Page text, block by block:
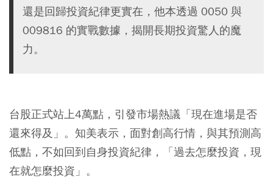
還是回歸投資紀律更實在，他本透過 0050 與
009816 的實戰數據，揭開長期投資驚人的魔
力。
台股正式站上4萬點，引發市場熱議「現在進場是否
還來得及」。知美表示，面對創高行情，與其預測高
低點，不如回到自身投資紀律，「過去怎麼投資，現
在就怎麼投資」。